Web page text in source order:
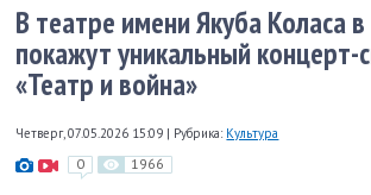
В театре имени Якуба Коласа
покажут уникальный концерт-
«Театр и война»
Четверг, 07.05.2026 15:09 | Рубрика: Культура
0 1966